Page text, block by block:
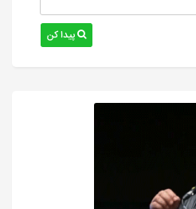
پیدا کن